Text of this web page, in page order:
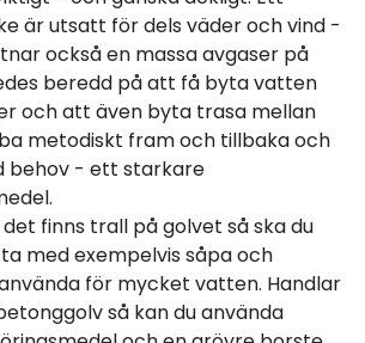
är utsatt för dels väder och vind -
också en massa avgaser på
beredd på att få byta vatten
och att även byta trasa mellan
metodiskt fram och tillbaka och
behov - ett starkare
finns trall på golvet så ska du
med exempelvis såpa och
för mycket vatten. Handlar
så kan du använda